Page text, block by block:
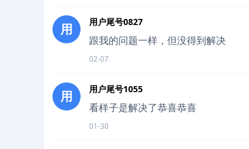
用 用户尾号0827
跟我的问题一样，但没得到解决
02-07
用 用户尾号1055
看样子是解决了恭喜恭喜
01-30